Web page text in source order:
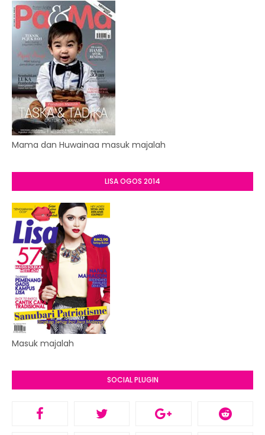
Mama dan Huwainaa masuk majalah
LISA OGOS 2014
Masuk majalah
SOCIAL PLUGIN